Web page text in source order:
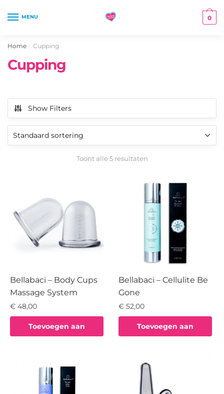
MENU 0
Home / Cupping
Cupping
Show Filters
Toont alle 5 resultaten
Bellabaci – Body Cups
Massage System
€ 48,00
Toevoegen aan
Bellabaci – Cellulite Be
Gone
€ 52,00
Toevoegen aan